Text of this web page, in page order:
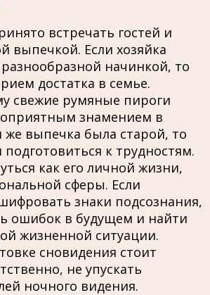
встречать гостей и
выпечкой. Если хозяйка
начинкой, то
достатка в семье.
свежие румяные пироги
знамением в
же выпечка была старой, то
к трудностям.
как его личной жизни,
сферы. Если
знаки подсознания,
ошибок в будущем и найти
жизненной ситуации.
сновидения стоит
не упускать
ночного видения.